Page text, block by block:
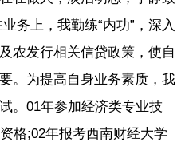
务上，我勤练“内功”，深入
农发行相关信贷政策，使自
。为提高自身业务素质，我
。01年参加经济类专业技
格;02年报考西南财经大学